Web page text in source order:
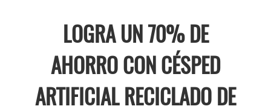
LOGRA UN 70% DE
AHORRO CON CÉSPED
ARTIFICIAL RECICLADO DE